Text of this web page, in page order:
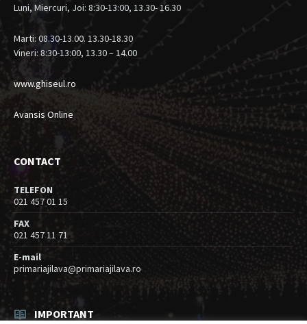
Luni, Miercuri, Joi: 8:30-13:00, 13.30- 16.30
Marti: 08.30-13.00. 13.30-18.30
Vineri: 8:30-13:00, 13.30 – 14.00
www.ghiseul.ro
Avansis Online
CONTACT
TELEFON
021 457 01 15
FAX
021 457 11 71
E-mail
primariajilava@primariajilava.ro
IMPORTANT